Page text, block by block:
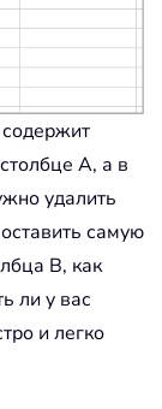
A, а в
удалить
самую
B, как
ли у вас
и легко